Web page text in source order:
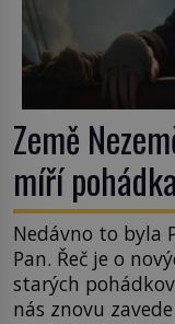
Země
míří
Nedávno to byla
Pan. Řeč je o
starých
nás znovu